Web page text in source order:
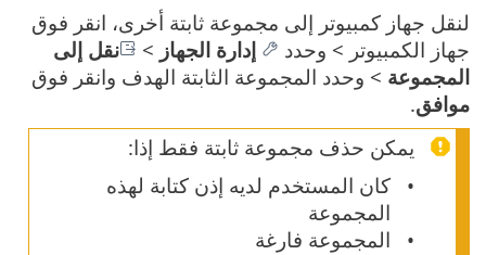
لنقل جهاز كمبيوتر إلى مجموعة ثابتة أخرى، انقر فوق
جهاز الكمبيوتر > وحدد
إدارة الجهاز >
نقل إلى
المجموعة > وحدد المجموعة الثابتة الهدف وانقر فوق
موافق.
يمكن حذف مجموعة ثابتة فقط إذا:
كان المستخدم لديه إذن كتابة لهذه
المجموعة
المجموعة فارغة